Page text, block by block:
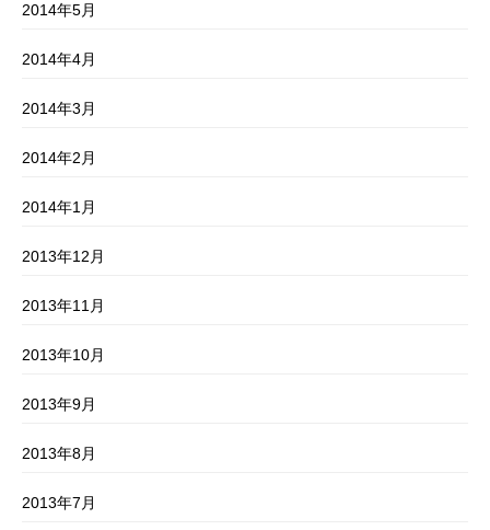
2014年5月
2014年4月
2014年3月
2014年2月
2014年1月
2013年12月
2013年11月
2013年10月
2013年9月
2013年8月
2013年7月